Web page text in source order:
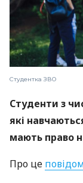
Студентка ЗВО
Студенти з
які
мають право
Про це